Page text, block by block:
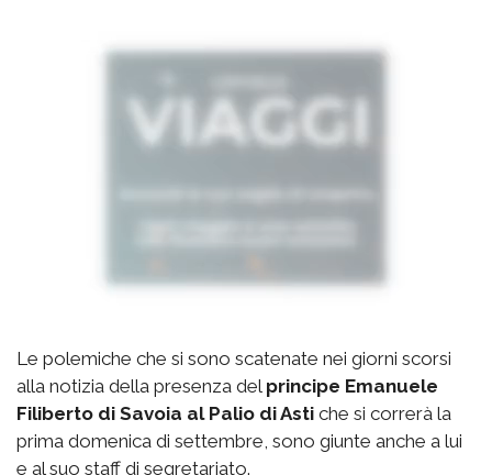
Le polemiche che si sono scatenate nei giorni scorsi
alla notizia della presenza del principe Emanuele
Filiberto di Savoia al Palio di Asti che si correrà la
prima domenica di settembre, sono giunte anche a lui
e al suo staff di segretariato.